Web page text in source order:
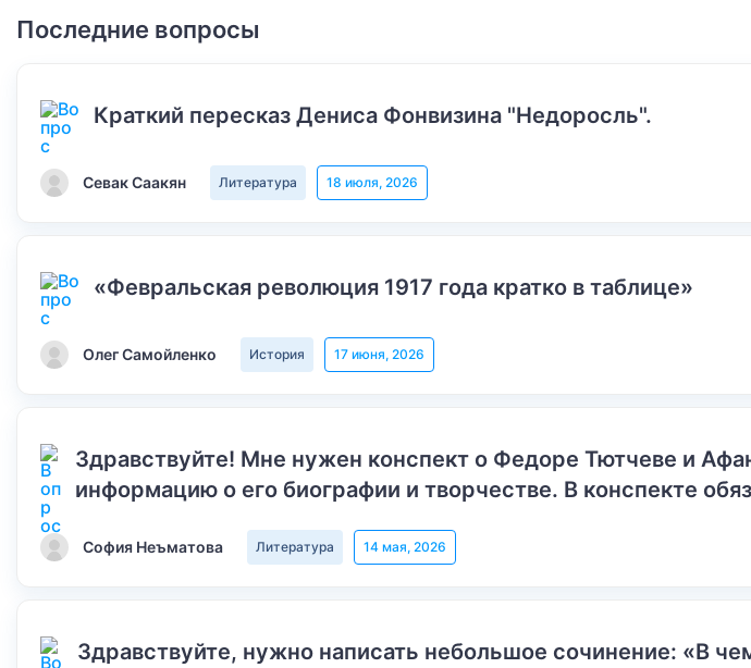
Последние вопросы
Краткий пересказ Дениса Фонвизина "Недоросль".
Севак Саакян Литература 18 июля, 2026
«Февральская революция 1917 года кратко в таблице»
Олег Самойленко История 17 июня, 2026
Здравствуйте! Мне нужен конспект о Федоре Тютчеве и
информацию о его биографии и творчестве. В конспекте
София Неъматова Литература 14 мая, 2026
Здравствуйте, нужно написать небольшое сочинение: «В